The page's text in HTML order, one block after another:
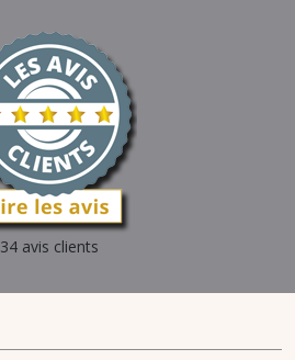
34 avis clients